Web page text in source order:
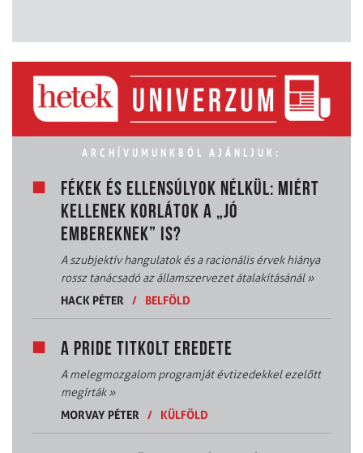
ARCHÍVUMUNKBÓL AJÁNLJUK:
FÉKEK ÉS ELLENSÚLYOK NÉLKÜL: MIÉRT
KELLENEK KORLÁTOK A „JÓ
EMBEREKNEK” IS?
A szubjektív hangulatok és a racionális érvek hiánya
rossz tanácsadó az államszervezet átalakításánál»
HACK PÉTER
/ BELFÖLD
A PRIDE TITKOLT EREDETE
A melegmozgalom programját évtizedekkel ezelőtt
megírták»
MORVAY PÉTER
/ KÜLFÖLD